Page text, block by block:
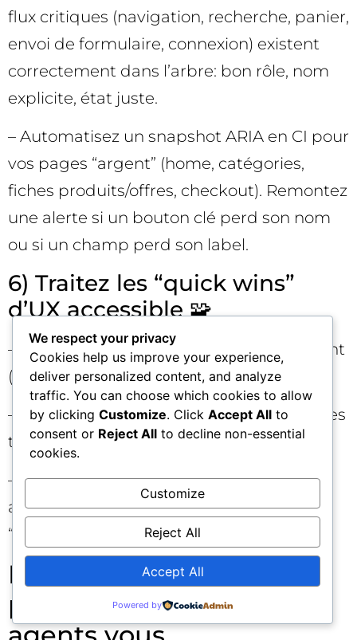
flux critiques (navigation, recherche, panier,
envoi de formulaire, connexion) existent
correctement dans l’arbre: bon rôle, nom
explicite, état juste.
– Automatisez un snapshot ARIA en CI pour
vos pages “argent” (home, catégories,
fiches produits/offres, checkout). Remontez
une alerte si un bouton clé perd son nom
ou si un champ perd son label.
6) Traitez les “quick wins”
d’UX accessible 🧩
– Ajoutez l’attribut de langue au document
(ex:lang="fr"). C’est basique et payant.
– Corrigez les contrastes insuffisants sur les
textes essentiels (titres, prix, CTA).
– Fournissez des textes alternatifs utiles
aux images porteuses de sens. Évitez les
“image1.jpg” en
alt…
Impact SEO et business :
pourquoi Google et les
We respect your privacy
Cookies help us improve your experience,
deliver personalized content, and analyze
traffic. You can choose which cookies to allow
by clicking Customize. Click Accept All to
consent or Reject All to decline non-essential
cookies.
Customize
Reject All
Accept All
Powered by